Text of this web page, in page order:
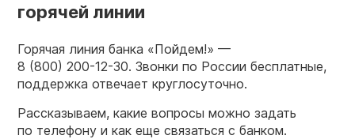
горячей линии
Горячая линия банка «Пойдем!» —
8 (800) 200-12-30. Звонки по России бесплатные,
поддержка отвечает круглосуточно.
Рассказываем, какие вопросы можно задать
по телефону и как еще связаться с банком.